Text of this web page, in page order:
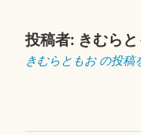
投稿者: きむら
きむらともお の投稿